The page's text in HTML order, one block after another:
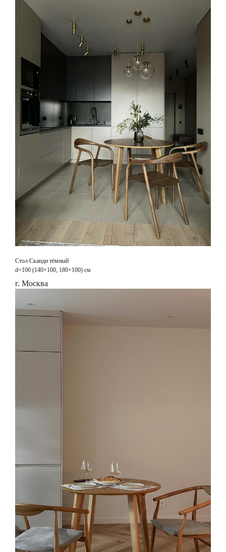
Стол Сканди тёмный
d=100 (140×100, 180×100) см
г. Москва